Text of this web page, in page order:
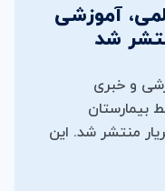
آموزشی
شد
و خبری
ویژه بهار ۱۴۰۵ توسط بیمارستان
منتشر شد. این